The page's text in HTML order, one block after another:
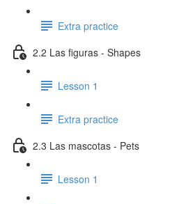
Extra practice
2.2 Las figuras - Shapes
Lesson 1
Extra practice
2.3 Las mascotas - Pets
Lesson 1